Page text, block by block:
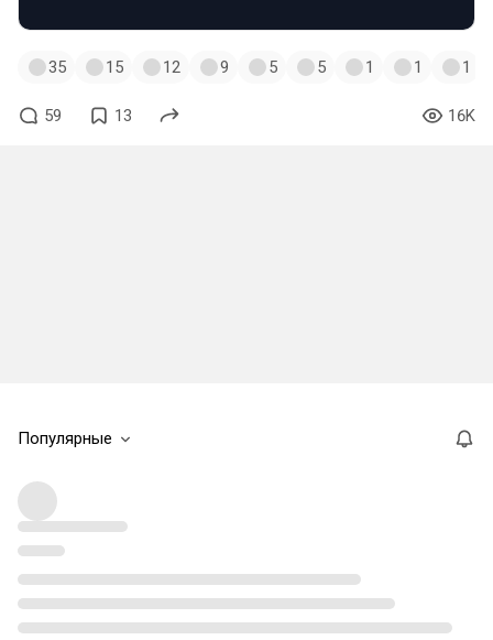
35 15 12 9 5 5 1 1 1
59 13 16K
Популярные